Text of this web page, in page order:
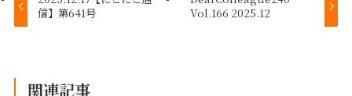
信】第641号
Vol.166 2025.12
関連記事